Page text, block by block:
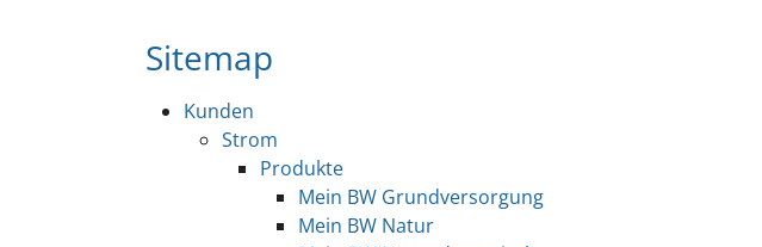
Sitemap
Kunden
Strom
Produkte
Mein BW Grundversorgung
Mein BW Natur